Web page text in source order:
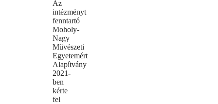
Az
intézményt
fenntartó
Moholy-
Nagy
Művészeti
Egyetemért
Alapítvány
2021-
ben
kérte
fel